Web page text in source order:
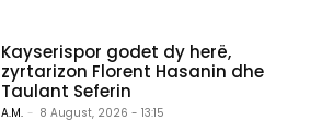
Kayserispor godet dy herë,
zyrtarizon Florent Hasanin dhe
Taulant Seferin
A.M. - 8 August, 2026 - 13:15